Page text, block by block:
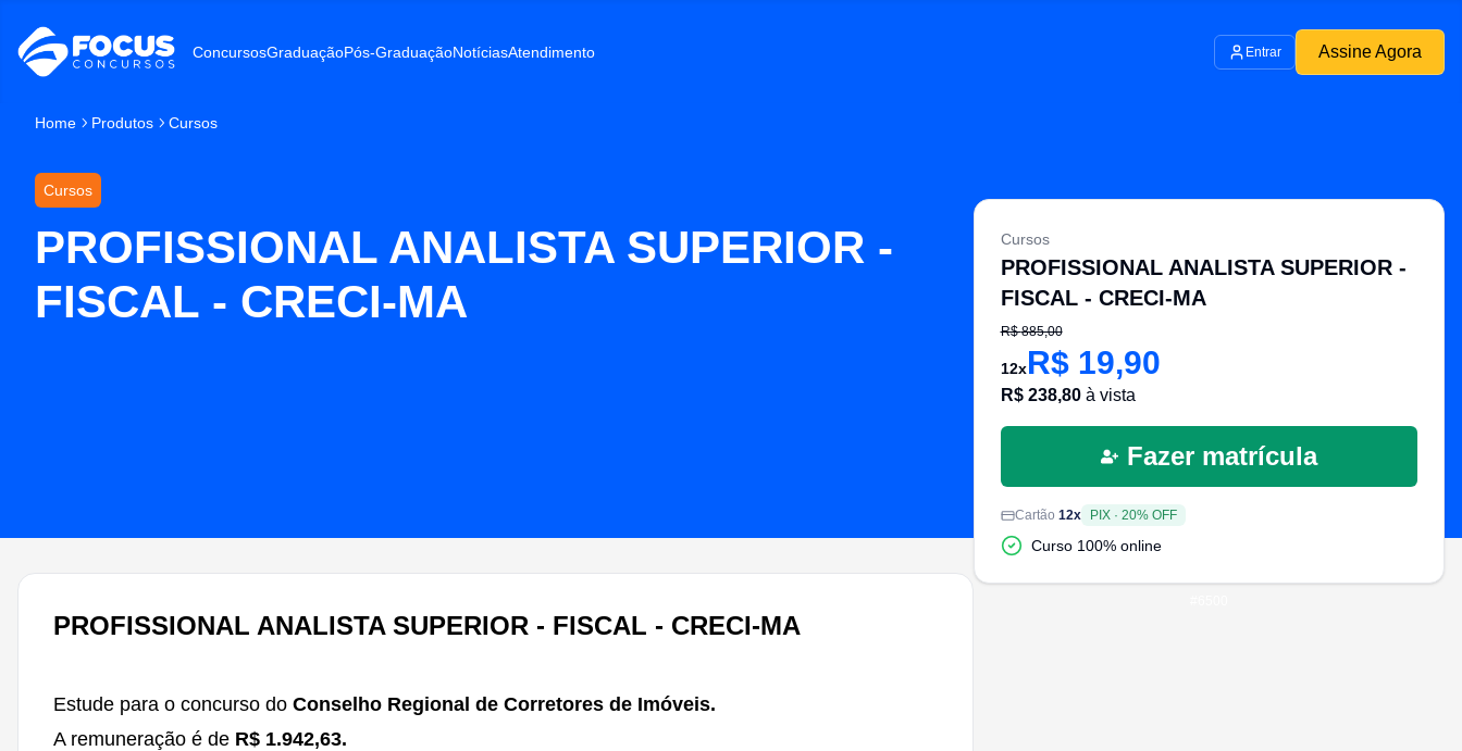
ConcursosGraduaçãoPós-GraduaçãoNotíciasAtendimento Entrar Assine Agora
Home Produtos Cursos
Cursos
PROFISSIONAL ANALISTA SUPERIOR -
FISCAL - CRECI-MA
PROFISSIONAL ANALISTA SUPERIOR - FISCAL - CRECI-MA
Estude para o concurso do Conselho Regional de Corretores de Imóveis.
A remuneração é de R$ 1.942,63.
Cursos
PROFISSIONAL ANALISTA SUPERIOR -
FISCAL - CRECI-MA
R$885,00
12xR$ 19,90
R$ 238,80à vista
Fazer matrícula
Cartão 12x PIX· 20% OFF
Curso 100% online